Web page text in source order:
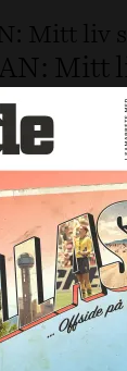
Mitt liv
Mitt